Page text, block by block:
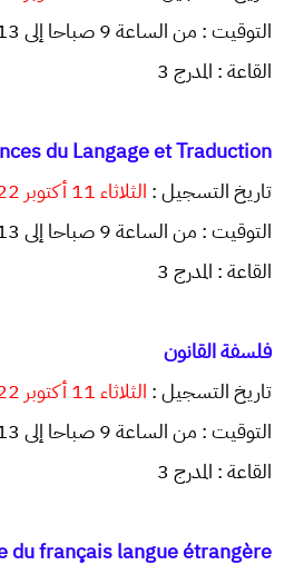
التوقيت : من الساعة 9 صباحا إلى 13 بعد الزوال
القاعة : المدرج 3
du Langage et Traduction
تاريخ التسجيل : الثلاثاء 11 أكتوبر 2022
التوقيت : من الساعة 9 صباحا إلى 13 بعد الزوال
القاعة : المدرج 3
فلسفة القانون
تاريخ التسجيل : الثلاثاء 11 أكتوبر 2022
التوقيت : من الساعة 9 صباحا إلى 13 بعد الزوال
القاعة : المدرج 3
du français langue étrangère